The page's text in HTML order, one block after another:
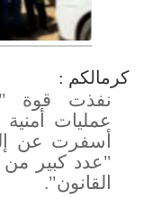
كرمالكم :
نفذت قوة
عمليات
أسفرت عن
"عدد كبير من
القانون".